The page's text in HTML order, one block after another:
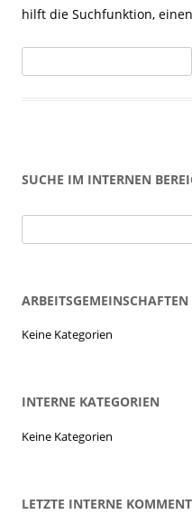
hilft die Suchfunktion,
SUCHE IM INTERNEN
ARBEITSGEMEINSCHAFTEN
Keine Kategorien
INTERNE KATEGORIEN
Keine Kategorien
LETZTE INTERNE